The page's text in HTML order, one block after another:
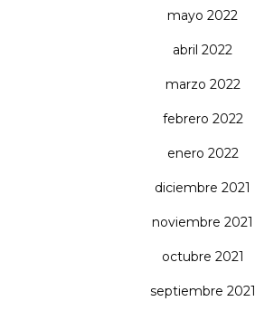
mayo 2022
abril 2022
marzo 2022
febrero 2022
enero 2022
diciembre 2021
noviembre 2021
octubre 2021
septiembre 2021